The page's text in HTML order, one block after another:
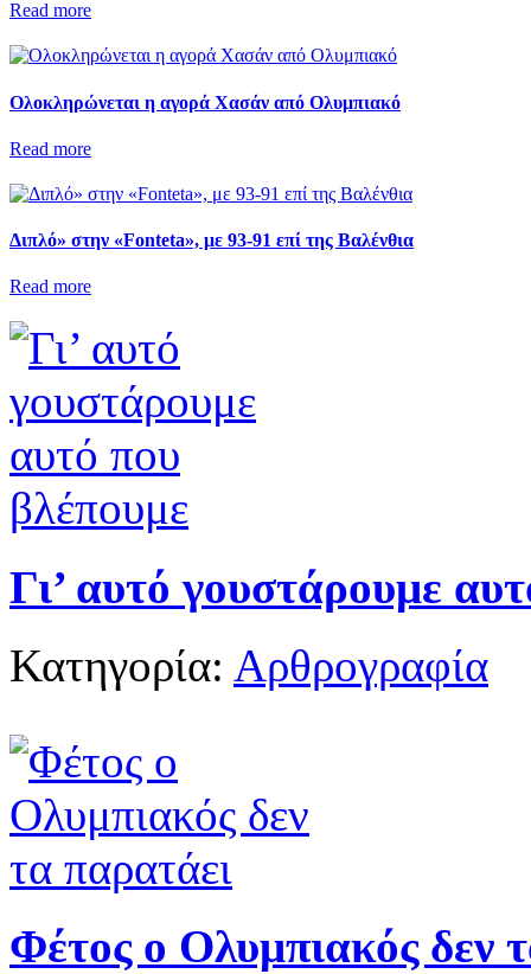
Read more
Ολοκληρώνεται η αγορά Χασάν από Ολυμπιακό
Read more
Διπλό» στην «Fonteta», με 93-91 επί της Βαλένθια
Read more
Γι’ αυτό γουστάρουμε
Κατηγορία: Αρθρογραφία
Φέτος ο Ολυμπιακός δεν